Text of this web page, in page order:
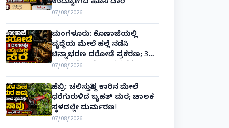
ಉದ್ಯೋಗದ ಹೊಸ ದಾರಿ
07/08/2026
ಮಂಗಳೂರು: ಕೊಣಾಜೆಯಲ್ಲಿ
ವೃದ್ಧೆಯ ಮೇಲೆ ಹಲ್ಲೆ ನಡೆಸಿ
ಚಿನ್ನಾಭರಣ ದರೋಡೆ ಪ್ರಕರಣ; 3
ದಿನಗಳಲ್ಲೇ ಆರೋಪಿಗಳ ಸೆರೆ!
07/08/2026
ಹೆಬ್ರಿ: ಚಲಿಸುತ್ತಿದ್ದ ಕಾರಿನ ಮೇಲೆ
ಧರೆಗುರುಳಿದ ಬೃಹತ್ ಮರ; ಚಾಲಕ
ಸ್ಥಳದಲ್ಲೇ ದುರ್ಮರಣ!
07/08/2026